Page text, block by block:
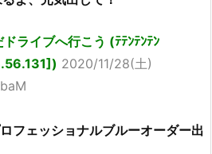
ライブへ行こう (ﾃﾃﾝﾃﾝﾃﾝ
2020/11/28(土)
フェッショナルブルーオーダー出